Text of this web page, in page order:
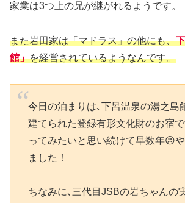
家業は3つ上の兄が継がれるようです。
また岩田家は「マドラス」の他にも、
館」を経営されているようなんです。
今日の泊まりは､下呂温泉の湯之島
建てられた登録有形文化財のお宿で
ってみたいと思い続けて早数年😣
ました！
ちなみに､三代目JSBの岩ちゃんの